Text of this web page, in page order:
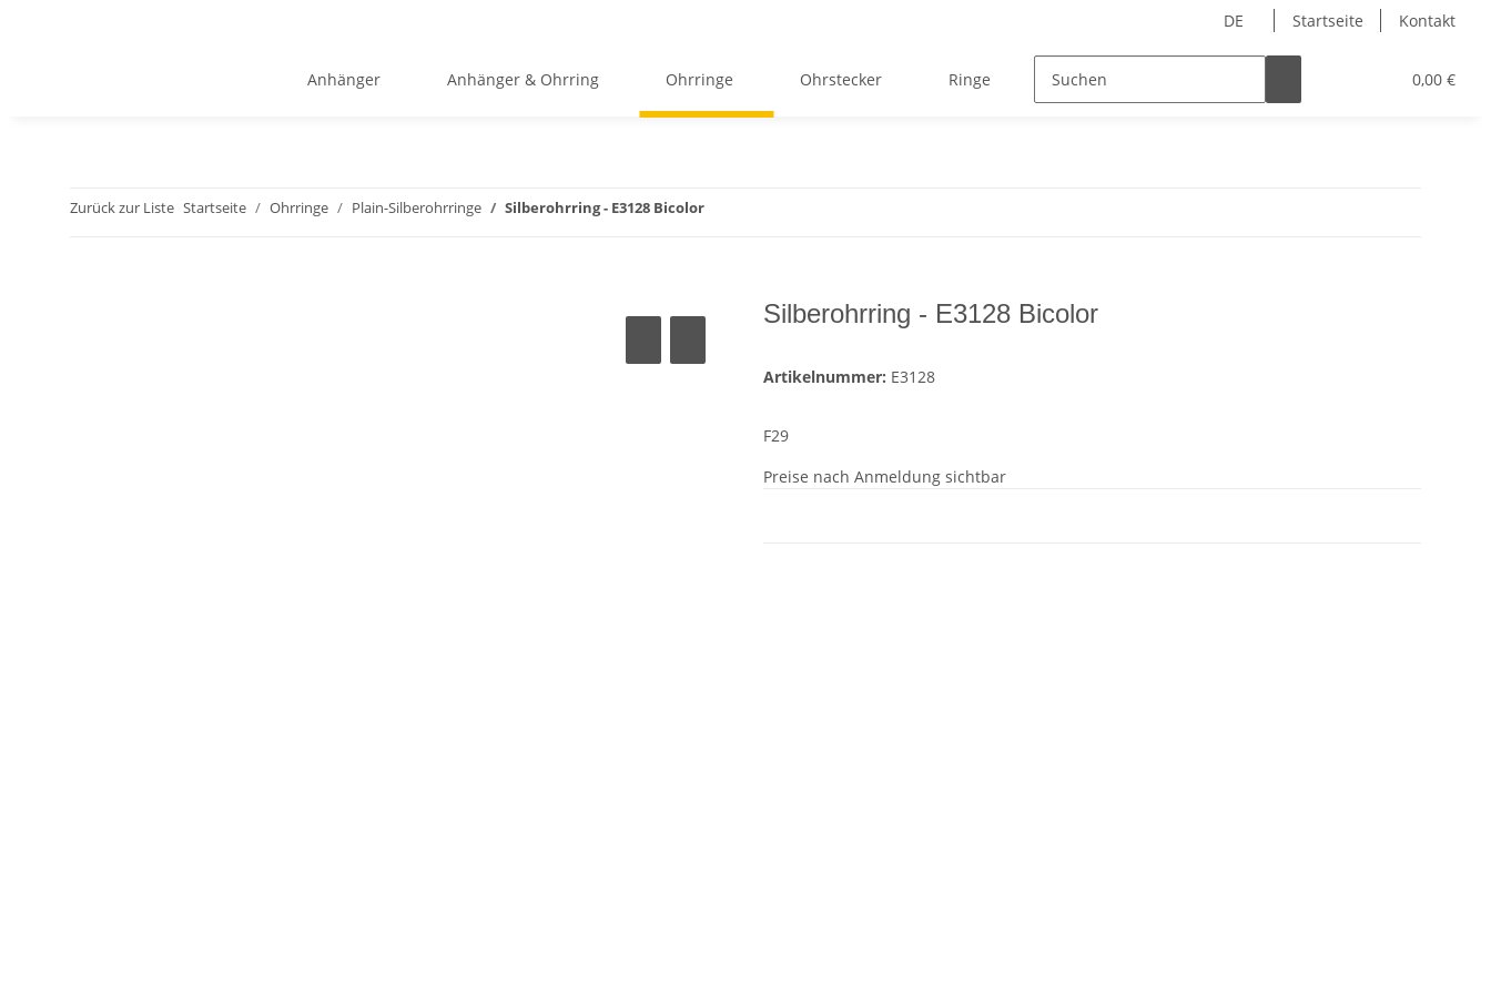
DE Startseite Kontakt
0,00 €
Anhänger Anhänger & Ohrring Ohrringe Ohrstecker Ringe Collier & Armschmuck
Zurück zur Liste Startseite Ohrringe Plain-Silberohrringe Silberohrring - E3128 Bicolor
Silberohrring - E3128 Bicolor
Artikelnummer: E3128
F29
Preise nach Anmeldung sichtbar